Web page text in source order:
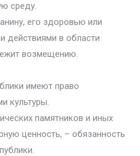
среду.
его здоровью или
действиями в области
возмещению.
имеют право
культуры.
памятников и иных
ценность, – обязанность